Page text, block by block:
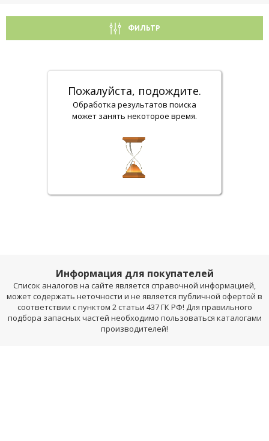
ФИЛЬТР
Пожалуйста, подождите.
Обработка результатов поиска
может занять некоторое время.
Информация для покупателей
Список аналогов на сайте является справочной информацией,
может содержать неточности и не является публичной офертой в
соответствии с пунктом 2 статьи 437 ГК РФ! Для правильного
подбора запасных частей необходимо пользоваться каталогами
производителей!